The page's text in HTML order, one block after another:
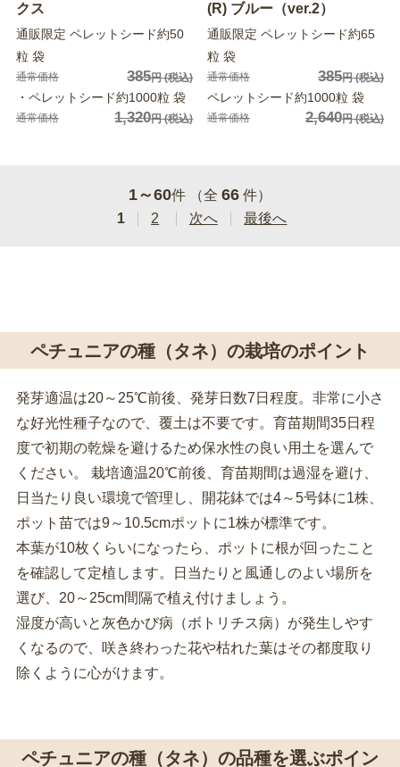
クス
通販限定 ペレットシード約50
粒 袋
通常価格 385円(税込)
・ペレットシード約1000粒 袋
通常価格 1,320円(税込)
(R) ブルー（ver.2）
通販限定 ペレットシード約65
粒 袋
通常価格 385円(税込)
ペレットシード約1000粒 袋
通常価格 2,640円(税込)
1～60件 （全 66 件）
1
2 次へ 最後へ
ペチュニアの種（タネ）の栽培のポイント
発芽適温は20～25℃前後、発芽日数7日程度。非常に小さ
な好光性種子なので、覆土は不要です。育苗期間35日程
度で初期の乾燥を避けるため保水性の良い用土を選んで
ください。 栽培適温20℃前後、育苗期間は過湿を避け、
日当たり良い環境で管理し、開花鉢では4～5号鉢に1株、
ポット苗では9～10.5cmポットに1株が標準です。
本葉が10枚くらいになったら、ポットに根が回ったこと
を確認して定植します。日当たりと風通しのよい場所を
選び、20～25cm間隔で植え付けましょう。
湿度が高いと灰色かび病（ボトリチス病）が発生しやす
くなるので、咲き終わった花や枯れた葉はその都度取り
除くように心がけます。
ペチュニアの種（タネ）の品種を選ぶポイン